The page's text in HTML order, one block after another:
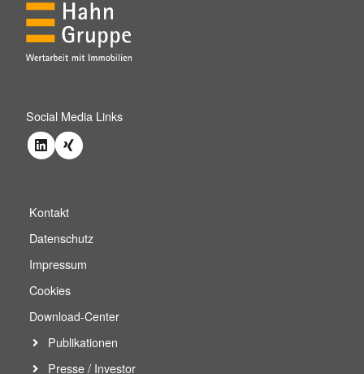
Social Media Links
Kontakt
Datenschutz
Impressum
Cookies
Download-Center
Publikationen
Presse / Investor